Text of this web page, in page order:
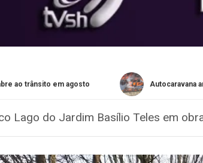
agosto Autocaravana ardeu junto à
Lago do Jardim Basílio Teles em